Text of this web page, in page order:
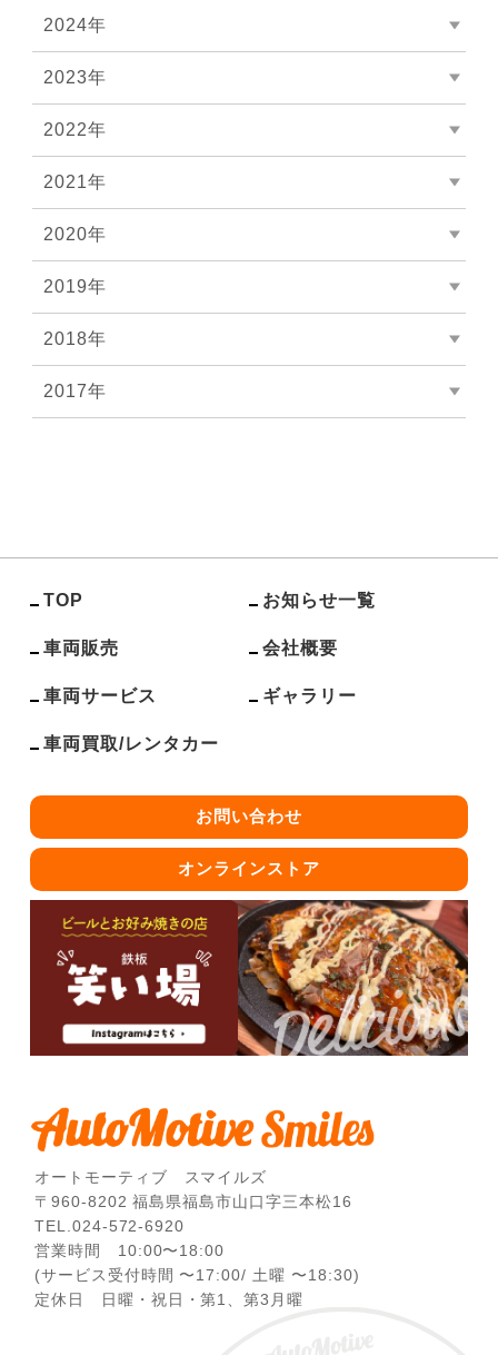
2024年
2023年
2022年
2021年
2020年
2019年
2018年
2017年
オートモーティブ スマイルズ
〒960-8202 福島県福島市山口字三本松16
TEL.024-572-6920
営業時間 10:00〜18:00
(サービス受付時間 〜17:00/ 土曜 〜18:30)
定休日 日曜・祝日・第1、第3月曜
TOP お知らせ一覧
車両販売 会社概要
車両サービス ギャラリー
車両買取/レンタカー
お問い合わせ
オンラインストア